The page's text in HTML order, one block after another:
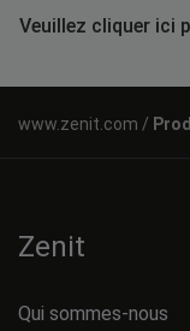
Veuillez cliquer ici
Zenit
Qui sommes-nous